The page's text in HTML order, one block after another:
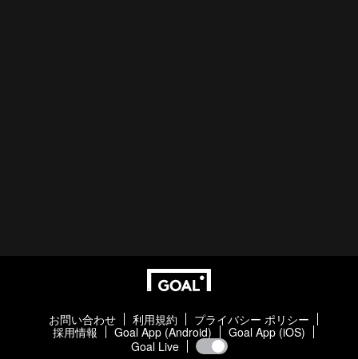
お問い合わせ 利用規約
プライバシー ポリシー
採用情報
Goal App (Android)
Goal App (iOS)
Goal Live